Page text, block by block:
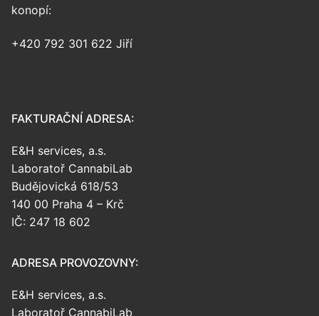
konopí:
+420 792 301 622 Jiří
FAKTURAČNÍ ADRESA:
E&H services, a.s.
Laboratoř CannabiLab
Budějovická 618/53
140 00 Praha 4 – Krč
IČ: 247 18 602
ADRESA PROVOZOVNY:
E&H services, a.s.
Laboratoř CannabiLab